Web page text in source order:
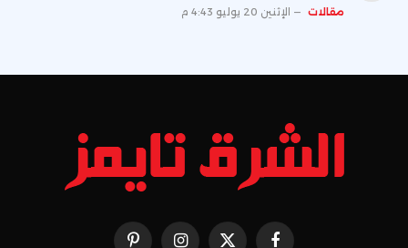
مقالات الإثنين 20 يوليو 4:43 م